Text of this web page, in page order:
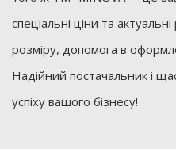
спеціальні ціни та
розміру, допомога в
Надійний постачальник і
успіху вашого бізнесу!